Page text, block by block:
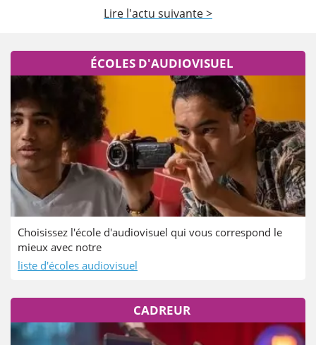
Lire l'actu suivante >
ÉCOLES D'AUDIOVISUEL
Choisissez l'école d'audiovisuel qui vous correspond le
mieux avec notre
liste d'écoles audiovisuel
CADREUR